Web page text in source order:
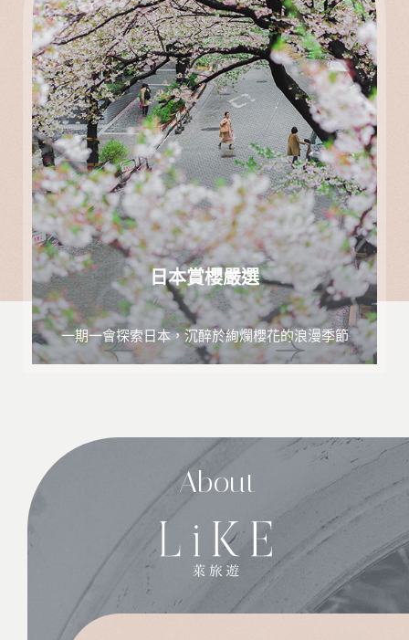
日本賞櫻嚴選
一期一會探索日本，沉醉於絢爛櫻花的浪漫季節
About